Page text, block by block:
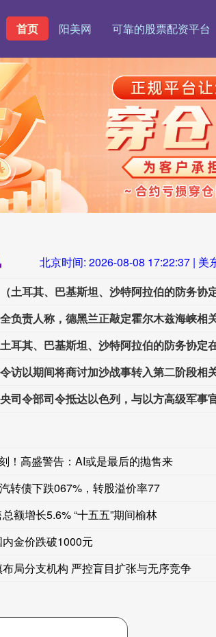
首页 阳美网 可靠的股票配资平台
北京时间: 2026-08-08 17:22:39 | 美
土耳其、巴基斯坦、沙特阿拉伯的防务协
负责人称，德黑兰正敲定霍尔木兹海峡相
访以期间将商讨加沙战事转入第二阶段相关
司令部司令抵达以色列，与以方高级军事
！高盛警告：AI或是最后的抛售来
转债下跌067%，转股溢价率77
额增长5.6% “十五五”期间榆林
金价跌破1000元
局分支机构 严控盲目扩张与无序竞争